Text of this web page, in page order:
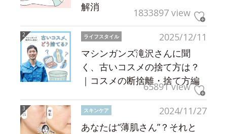
解消
1833897 view
2025/12/11
ライフスタイル
マシンガンズ滝沢さんに聞
く、古いコスメの捨て方は？
｜コスメの断捨離・捨て方編
65891 view
2024/11/27
スキンケア
あなたは“薄肌さん”？それと